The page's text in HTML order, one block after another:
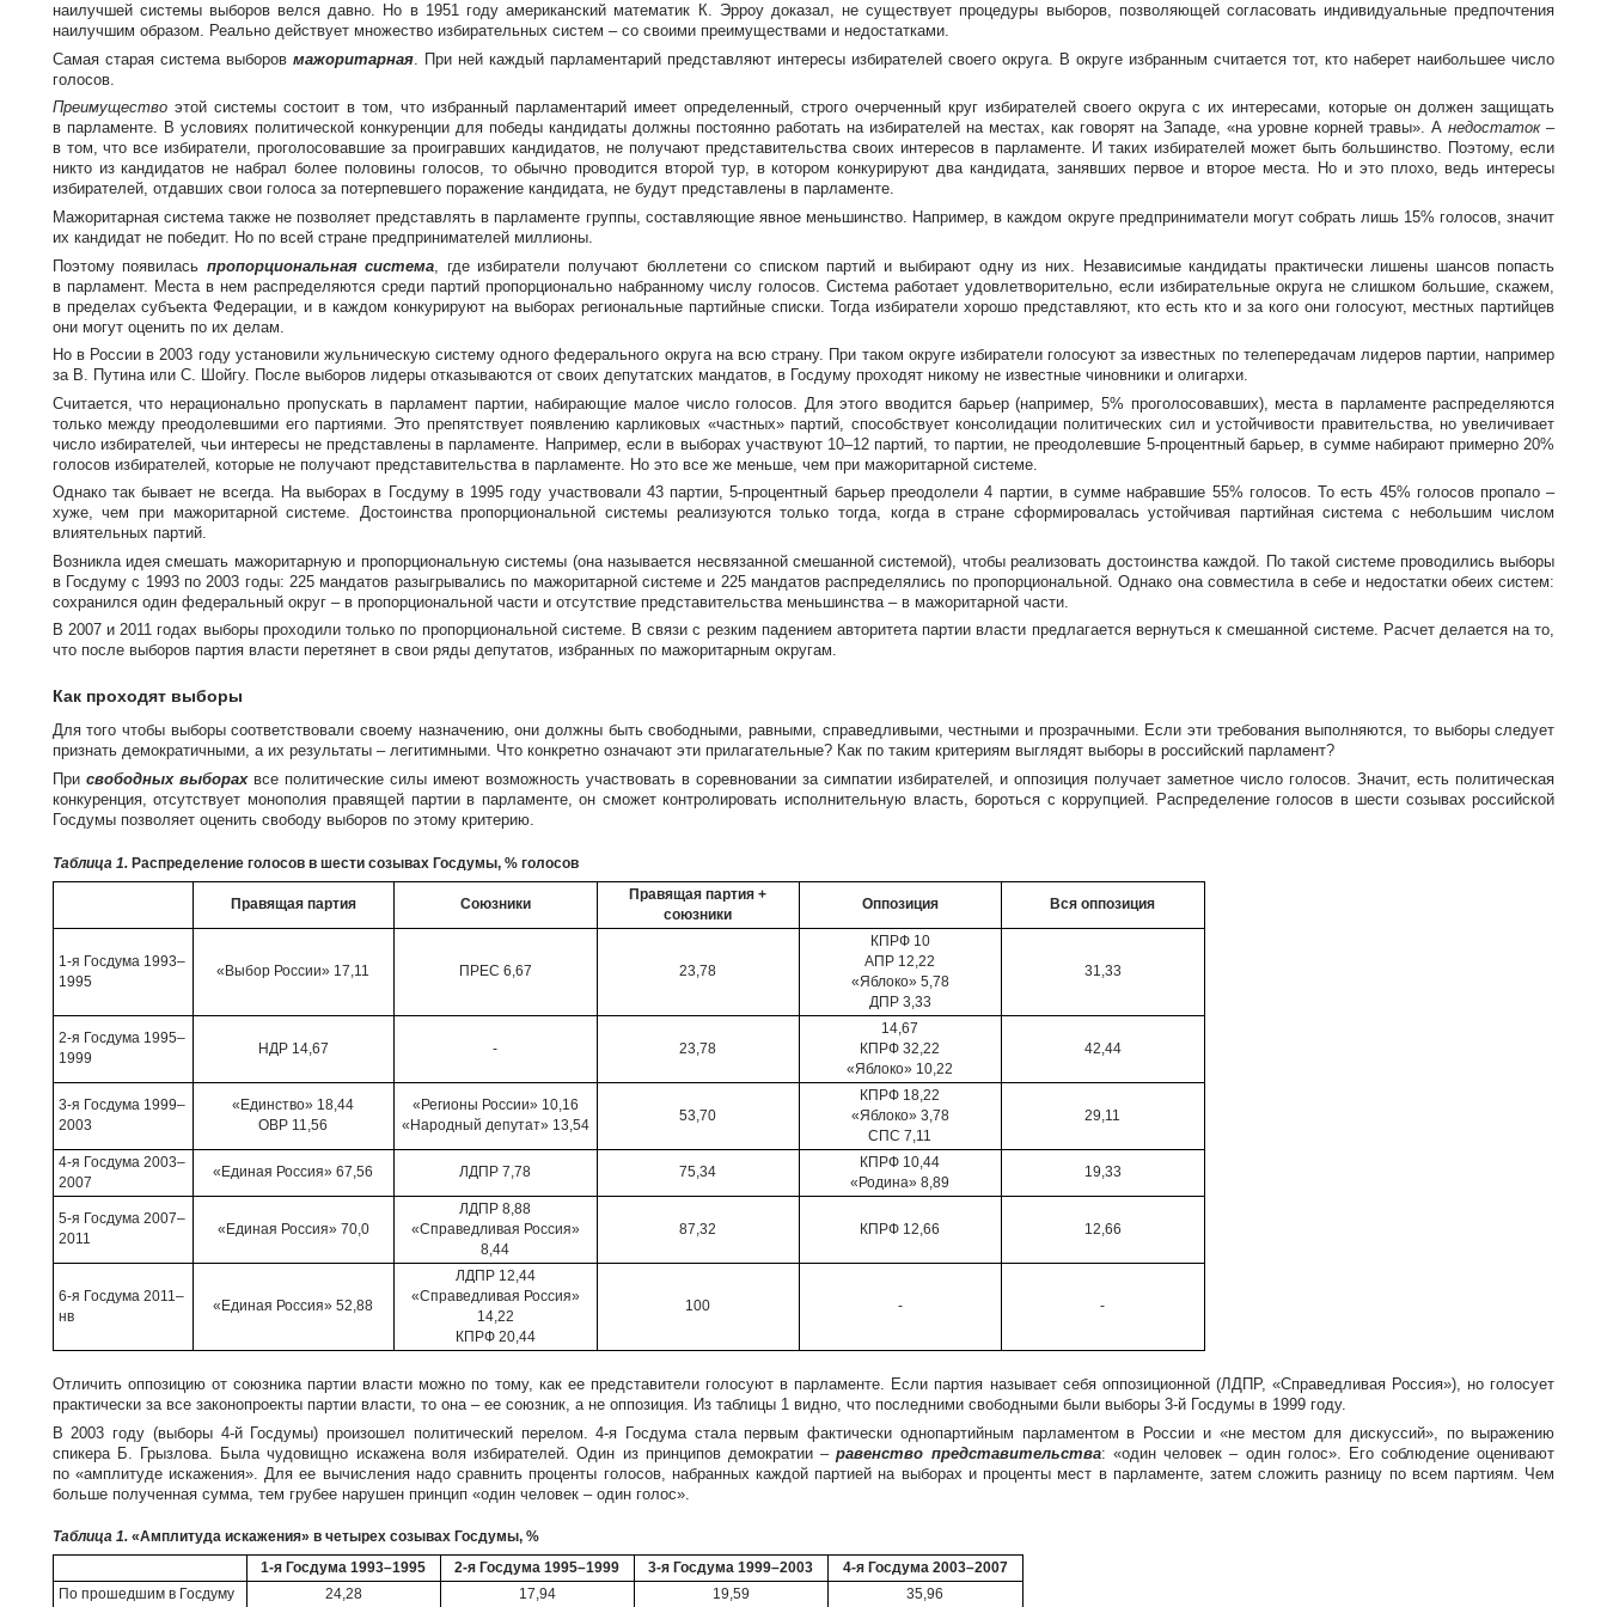
наилучшей системы выборов велся давно. Но в 1951 году американский математик К. Эрроу доказал, не существует процедуры выборов, позволяющей согласовать индивидуальные предпочтения
наилучшим образом. Реально действует множество избирательных систем – со своими преимуществами и недостатками.
Самая старая система выборов мажоритарная. При ней каждый парламентарий представляют интересы избирателей своего округа. В округе избранным считается тот, кто наберет наибольшее число
голосов.
Преимуществоэтой системы состоит в том, что избранный парламентарий имеет определенный, строго очерченный круг избирателей своего округа с их интересами, которые он должен защищать
в парламенте. В условиях политической конкуренции для победы кандидаты должны постоянно работать на избирателей на местах, как говорят на Западе, «на уровне корней травы». Анедостаток–
в том, что все избиратели, проголосовавшие за проигравших кандидатов, не получают представительства своих интересов в парламенте. И таких избирателей может быть большинство. Поэтому, если
никто из кандидатов не набрал более половины голосов, то обычно проводится второй тур, в котором конкурируют два кандидата, занявших первое и второе места. Но и это плохо, ведь интересы
избирателей, отдавших свои голоса за потерпевшего поражение кандидата, не будут представлены в парламенте.
Мажоритарная система также не позволяет представлять в парламенте группы, составляющие явное меньшинство. Например, в каждом округе предприниматели могут собрать лишь 15% голосов, значит
их кандидат не победит. Но по всей стране предпринимателей миллионы.
Поэтому появилась пропорциональная система , где избиратели получают бюллетени со списком партий и выбирают одну из них. Независимые кандидаты практически лишены шансов попасть
в парламент. Места в нем распределяются среди партий пропорционально набранному числу голосов. Система работает удовлетворительно, если избирательные округа не слишком большие, скажем,
в пределах субъекта Федерации, и в каждом конкурируют на выборах региональные партийные списки. Тогда избиратели хорошо представляют, кто есть кто и за кого они голосуют, местных партийцев
они могут оценить по их делам.
Но в России в 2003 году установили жульническую систему одного федерального округа на всю страну. При таком округе избиратели голосуют за известных по телепередачам лидеров партии, например
за В. Путина или С. Шойгу. После выборов лидеры отказываются от своих депутатских мандатов, в Госдуму проходят никому не известные чиновники и олигархи.
Считается, что нерационально пропускать в парламент партии, набирающие малое число голосов. Для этого вводится барьер (например, 5% проголосовавших), места в парламенте распределяются
только между преодолевшими его партиями. Это препятствует появлению карликовых «частных» партий, способствует консолидации политических сил и устойчивости правительства, но увеличивает
число избирателей, чьи интересы не представлены в парламенте. Например, если в выборах участвуют 10–12 партий, то партии, не преодолевшие 5-процентный барьер, в сумме набирают примерно 20%
голосов избирателей, которые не получают представительства в парламенте. Но это все же меньше, чем при мажоритарной системе.
Однако так бывает не всегда. На выборах в Госдуму в 1995 году участвовали 43 партии, 5-процентный барьер преодолели 4 партии, в сумме набравшие 55% голосов. То есть 45% голосов пропало –
хуже, чем при мажоритарной системе. Достоинства пропорциональной системы реализуются только тогда, когда в стране сформировалась устойчивая партийная система с небольшим числом
влиятельных партий.
Возникла идея смешать мажоритарную и пропорциональную системы (она называется несвязанной смешанной системой), чтобы реализовать достоинства каждой. По такой системе проводились выборы
в Госдуму с 1993 по 2003 годы: 225 мандатов разыгрывались по мажоритарной системе и 225 мандатов распределялись по пропорциональной. Однако она совместила в себе и недостатки обеих систем:
сохранился один федеральный округ – в пропорциональной части и отсутствие представительства меньшинства – в мажоритарной части.
В 2007 и 2011 годах выборы проходили только по пропорциональной системе. В связи с резким падением авторитета партии власти предлагается вернуться к смешанной системе. Расчет делается на то,
что после выборов партия власти перетянет в свои ряды депутатов, избранных по мажоритарным округам.
Как проходят выборы
Для того чтобы выборы соответствовали своему назначению, они должны быть свободными, равными, справедливыми, честными и прозрачными. Если эти требования выполняются, то выборы следует
признать демократичными, а их результаты – легитимными. Что конкретно означают эти прилагательные? Как по таким критериям выглядят выборы в российский парламент?
При свободных выборахвсе политические силы имеют возможность участвовать в соревновании за симпатии избирателей, и оппозиция получает заметное число голосов. Значит, есть политическая
конкуренция, отсутствует монополия правящей партии в парламенте, он сможет контролировать исполнительную власть, бороться с коррупцией. Распределение голосов в шести созывах российской
Госдумы позволяет оценить свободу выборов по этому критерию.
Таблица 1.Распределение голосов в шести созывах Госдумы, % голосов
Правящая партия Союзники
Правящая партия +
союзники
Оппозиция Вся оппозиция
1-я Госдума 1993–
1995
«Выбор России» 17,11 ПРЕС 6,67 23,78
КПРФ 10
АПР 12,22
«Яблоко» 5,78
ДПР 3,33
31,33
2-я Госдума 1995–
1999
НДР 14,67 - 23,78
14,67
КПРФ 32,22
«Яблоко» 10,22
42,44
3-я Госдума 1999–
2003
«Единство» 18,44
ОВР 11,56
«Регионы России» 10,16
«Народный депутат» 13,54
53,70
КПРФ 18,22
«Яблоко» 3,78
СПС 7,11
29,11
4-я Госдума 2003–
2007
«Единая Россия» 67,56 ЛДПР 7,78 75,34
КПРФ 10,44
«Родина» 8,89
19,33
5-я Госдума 2007–
2011
«Единая Россия» 70,0
ЛДПР 8,88
«Справедливая Россия»
8,44
87,32 КПРФ 12,66 12,66
6-я Госдума 2011–
нв
«Единая Россия» 52,88
ЛДПР 12,44
«Справедливая Россия»
14,22
КПРФ 20,44
100 - -
Отличить оппозицию от союзника партии власти можно по тому, как ее представители голосуют в парламенте. Если партия называет себя оппозиционной (ЛДПР, «Справедливая Россия»), но голосует
практически за все законопроекты партии власти, то она – ее союзник, а не оппозиция. Из таблицы 1 видно, что последними свободными были выборы 3-й Госдумы в 1999 году.
В 2003 году (выборы 4-й Госдумы) произошел политический перелом. 4-я Госдума стала первым фактически однопартийным парламентом в России и «не местом для дискуссий», по выражению
спикера Б. Грызлова. Была чудовищно искажена воля избирателей. Один из принципов демократии –равенство представительства: «один человек – один голос». Его соблюдение оценивают
по «амплитуде искажения». Для ее вычисления надо сравнить проценты голосов, набранных каждой партией на выборах и проценты мест в парламенте, затем сложить разницу по всем партиям. Чем
больше полученная сумма, тем грубее нарушен принцип «один человек – один голос».
Таблица 1.«Амплитуда искажения» в четырех созывах Госдумы, %
1-я Госдума 1993–1995
2-я Госдума 1995–1999 3-я Госдума 1999–2003
4-я Госдума 2003–2007
По прошедшим в Госдуму
24,28 17,94 19,59 35,96